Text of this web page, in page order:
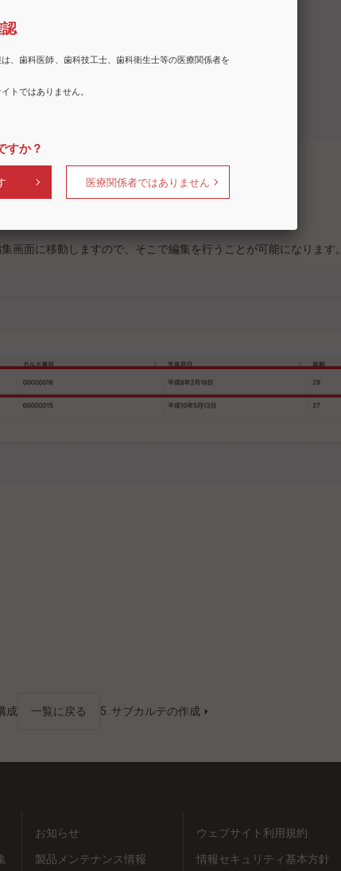
面に移動しますので、そこで編集を行うことが可能になります。
成 一覧に戻る 5. サブカルテの作成
お知らせ
製品メンテナンス情報
ウェブサイト利用規約
情報セキュリティ基本方針